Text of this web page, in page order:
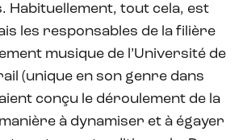
Habituellement, tout cela, est
les responsables de la filière
musique de l’Université de
(unique en son genre dans
conçu le déroulement de la
à dynamiser et à égayer